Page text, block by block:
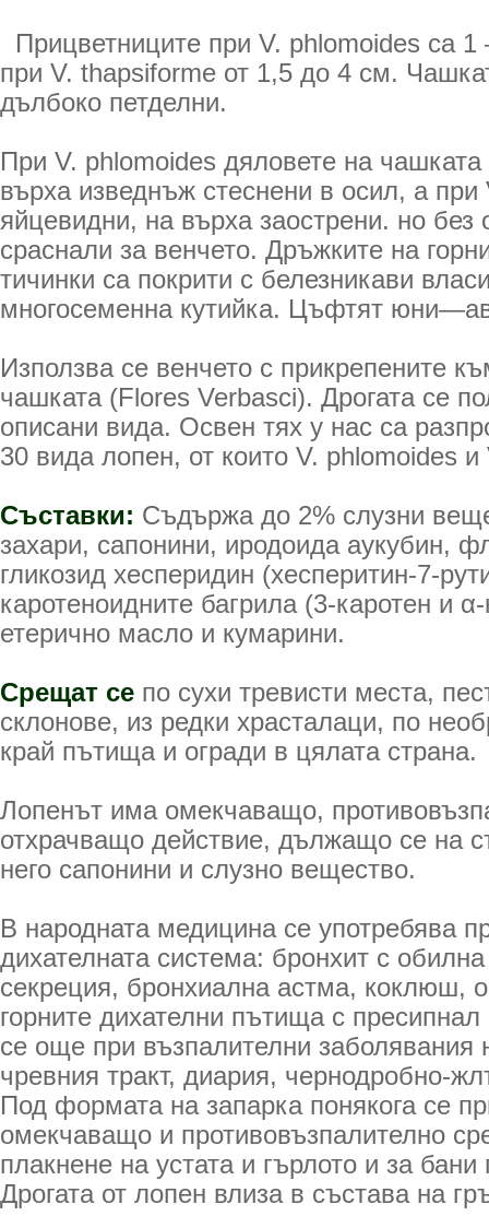
Прицветниците при V. phlomoides са
при V. thapsiforme от 1,5 до 4 см.
дълбоко петделни.
При V. phlomoides дяловете на
върха изведнъж стеснени в осил, а при
яйцевидни, на върха заострени. но без
сраснали за венчето. Дръжките на
тичинки са покрити с белезникави
многосеменна кутийка. Цъфтят
Използва се венчето с прикрепените
чашката (Flores Verbasci). Дрогата се
описани вида. Освен тях у нас са
30 вида лопен, от които V. phlomoides
Съставки: Съдържа до 2% слузни
захари, сапонини, иродоида аукубин,
гликозид хесперидин (хесперитин-7-
каротеноидните багрила (3-каротен и
етерично масло и кумарини.
Срещат се по сухи тревисти места,
склонове, из редки храсталаци, по
край пътища и огради в цялата страна.
Лопенът има омекчаващо,
отхрачващо дей­ствие, дължащо се на
него сапонини и слузно вещество.
В народната медицина се употребява
диха­телната система: бронхит с
секреция, бронхиална астма, кок­люш,
горните дихателни пътища с
се още при възпалителни заболявания
чревния тракт, диария, чернодробно-
Под формата на запарка понякога се
омекчаващо и противовъзпалително
плакнене на устата и гърлото и за
Дрогата от лопен влиза в състава на